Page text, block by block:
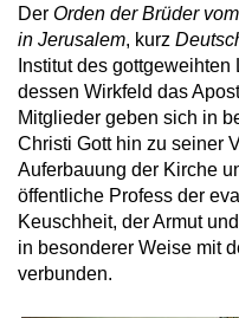
Der Orden der Brüder
in Jerusalem, kurz
Institut des
dessen Wirkfeld das
Mitglieder geben sich in
Christi Gott hin zu seiner
Auferbauung der Kirche
öffentliche Profess der
Keuschheit, der Armut
in besonderer Weise mit
verbunden.